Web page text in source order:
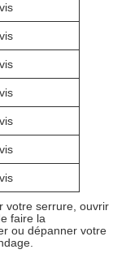
votre serrure, ouvrir
faire la
ou dépanner votre